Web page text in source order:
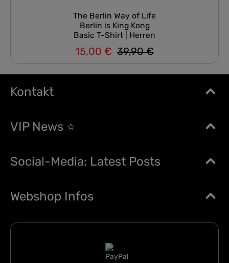
The Berlin Way of Life
Berlin is King Kong
Basic T-Shirt | Herren
Verkaufspreis:
15,00 € Regulärer Preis:
39,90 €
Kontakt
VIP News ⭐
Social-Media: Latest Posts
Webshop Infos